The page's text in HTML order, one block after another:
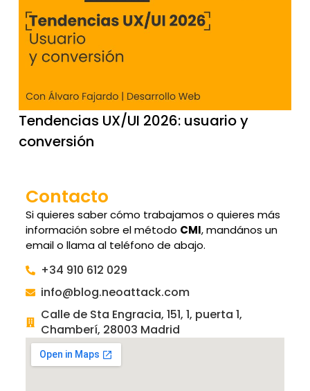
Tendencias UX/UI 2026: usuario y
conversión
Contacto
Si quieres saber cómo trabajamos o quieres más
información sobre el método CMI, mandános un
email o llama al teléfono de abajo.
+34 910 612 029
info@blog.neoattack.com
Calle de Sta Engracia, 151, 1, puerta 1,
Chamberí, 28003 Madrid